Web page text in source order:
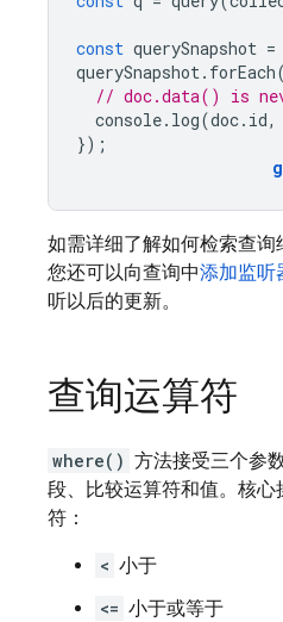
const querySnapshot =
querySnapshot. forEach
// doc.data() is
console. log(doc. id,
});
如需详细了解如何检索查询
您还可以向查询中添加监听
听以后的更新。
查询运算符
where() 方法接受三个参
段、比较运算符和值。核
符：
< 小于
<= 小于或等于